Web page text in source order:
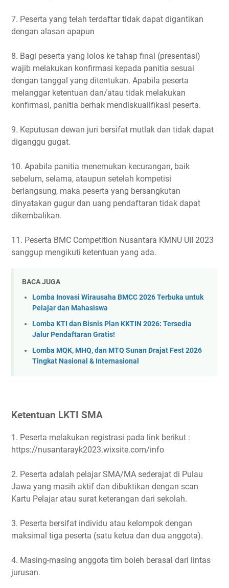
7. Peserta yang telah terdaftar tidak dapat digantikan
dengan alasan apapun
8. Bagi peserta yang lolos ke tahap final (presentasi)
wajib melakukan konfirmasi kepada panitia sesuai
dengan tanggal yang ditentukan. Apabila peserta
melanggar ketentuan dan/atau tidak melakukan
konfirmasi, panitia berhak mendiskualifikasi peserta.
9. Keputusan dewan juri bersifat mutlak dan tidak dapat
diganggu gugat.
10. Apabila panitia menemukan kecurangan, baik
sebelum, selama, ataupun setelah kompetisi
berlangsung, maka peserta yang bersangkutan
dinyatakan gugur dan uang pendaftaran tidak dapat
dikembalikan.
11. Peserta BMC Competition Nusantara KMNU UII 2023
sanggup mengikuti ketentuan yang ada.
BACA JUGA
Lomba Inovasi Wirausaha BMCC 2026 Terbuka untuk
Pelajar dan Mahasiswa
Lomba KTI dan Bisnis Plan KKTIN 2026: Tersedia
Jalur Pendaftaran Gratis!
Lomba MQK, MHQ, dan MTQ Sunan Drajat Fest 2026
Tingkat Nasional & Internasional
Ketentuan LKTI SMA
1. Peserta melakukan registrasi pada link berikut :
https://nusantarayk2023.wixsite.com/info
2. Peserta adalah pelajar SMA/MA sederajat di Pulau
Jawa yang masih aktif dan dibuktikan dengan scan
Kartu Pelajar atau surat keterangan dari sekolah.
3. Peserta bersifat individu atau kelompok dengan
maksimal tiga peserta (satu ketua dan dua anggota).
4. Masing-masing anggota tim boleh berasal dari lintas
jurusan.